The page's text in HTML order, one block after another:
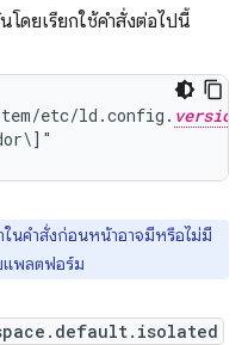
โดยเรียกใช้คำสั่งต่อไปนี้
etc/ld.config.
นคำสั่งก่อนหน้าอาจมีหรือไม่มี
แพลตฟอร์ม